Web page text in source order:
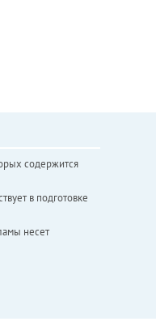
содержится
в подготовке
несет